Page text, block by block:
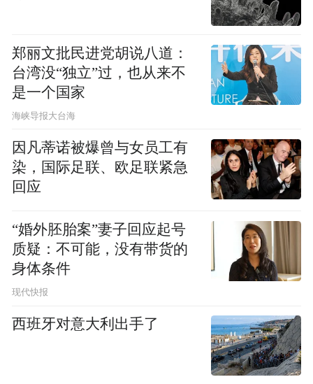
郑丽文批民进党胡说八道：
台湾没“独立”过，也从来不
是一个国家
​海峡导报大台海
因凡蒂诺被爆曾与女员工有
染，国际足联、欧足联紧急
回应
“婚外胚胎案”妻子回应起号
质疑：不可能，没有带货的
身体条件
现代快报
西班牙对意大利出手了